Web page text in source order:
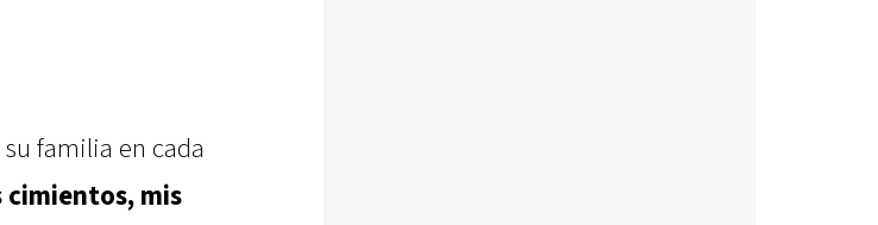
familia en cada
cimientos, mis